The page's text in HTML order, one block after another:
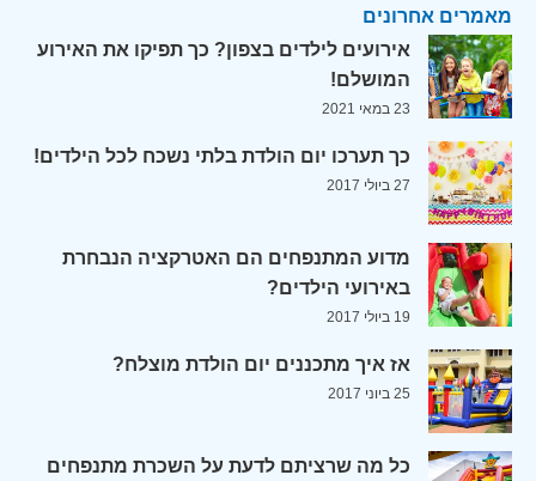
מאמרים אחרונים
אירועים לילדים בצפון? כך תפיקו את האירוע
המושלם!
23 במאי 2021
כך תערכו יום הולדת בלתי נשכח לכל הילדים!
27 ביולי 2017
מדוע המתנפחים הם האטרקציה הנבחרת
באירועי הילדים?
19 ביולי 2017
אז איך מתכננים יום הולדת מוצלח?
25 ביוני 2017
כל מה שרציתם לדעת על השכרת מתנפחים